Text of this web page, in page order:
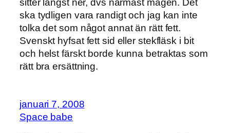
sitter längst ner, dvs närmast magen. Det
ska tydligen vara randigt och jag kan inte
tolka det som något annat än rätt fett.
Svenskt hyfsat fett sid eller stekfläsk i bit
och helst färskt borde kunna betraktas som
rätt bra ersättning.
januari 7, 2008
Space babe